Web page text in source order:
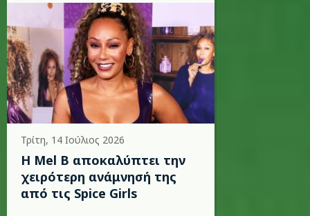
Τρίτη, 14 Ιούλιος 2026
Η Mel B αποκαλύπτει την
χειρότερη ανάμνησή της
από τις Spice Girls